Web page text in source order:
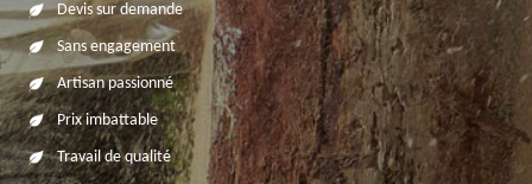
Devis sur demande
Sans engagement
Artisan passionné
Prix imbattable
Travail de qualité